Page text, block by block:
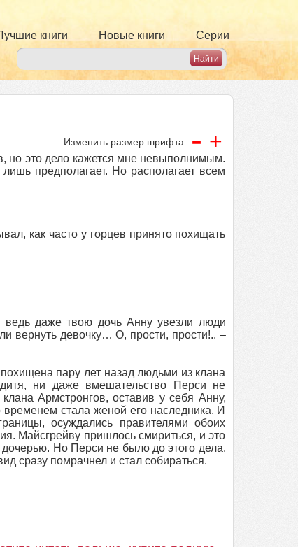
книги Новые книги Серии
Изменить размер шрифта - +
но это дело кажется мне невыполнимым.
предполагает. Но располагает всем
как часто у горцев принято похищать
ведь даже твою дочь Анну увезли люди
вернуть девочку… О, прости, прости!.. –
пару лет назад людьми из клана
ни даже вмешательство Перси не
Армстронгов, оставив у себя Анну,
временем стала женой его наследника. И
осуждались правителями обоих
Майсгрейву пришлось смириться, и это
Но Перси не было до этого дела.
сразу помрачнел и стал собираться.